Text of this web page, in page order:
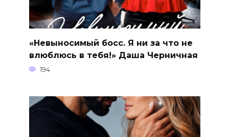
«Невыносимый босс. Я ни за что не
влюблюсь в тебя!» Даша Черничная
194